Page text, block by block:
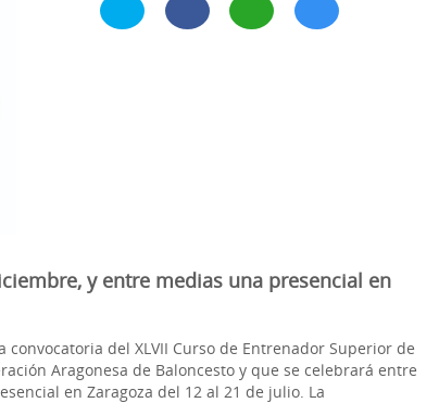
Formación Continua/Permanente
Tarifas
y entre medias una presencial en
del XLVII Curso de Entrenador Superior de
Aragonesa de Baloncesto y que se celebrará entre
en Zaragoza del 12 al 21 de julio. La